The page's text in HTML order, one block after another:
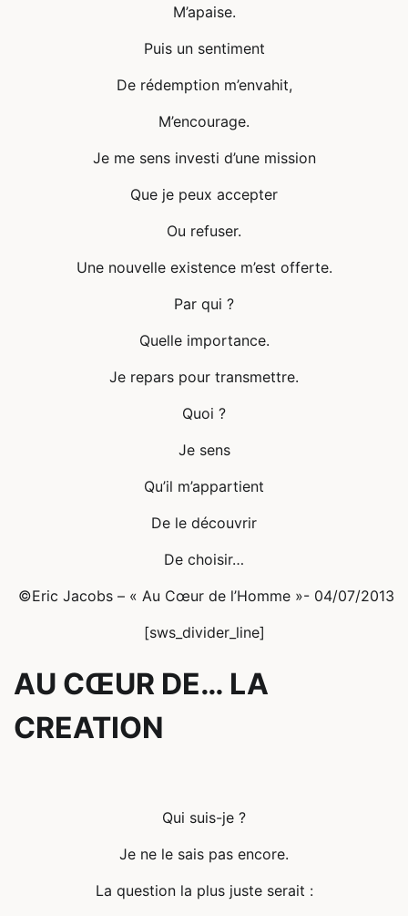
M’apaise.
Puis un sentiment
De rédemption m’envahit,
M’encourage.
Je me sens investi d’une mission
Que je peux accepter
Ou refuser.
Une nouvelle existence m’est offerte.
Par qui ?
Quelle importance.
Je repars pour transmettre.
Quoi ?
Je sens
Qu’il m’appartient
De le découvrir
De choisir…
©Eric Jacobs – « Au Cœur de l’Homme »- 04/07/2013
[sws_divider_line]
AU CŒUR DE… LA
CREATION
Qui suis-je ?
Je ne le sais pas encore.
La question la plus juste serait :